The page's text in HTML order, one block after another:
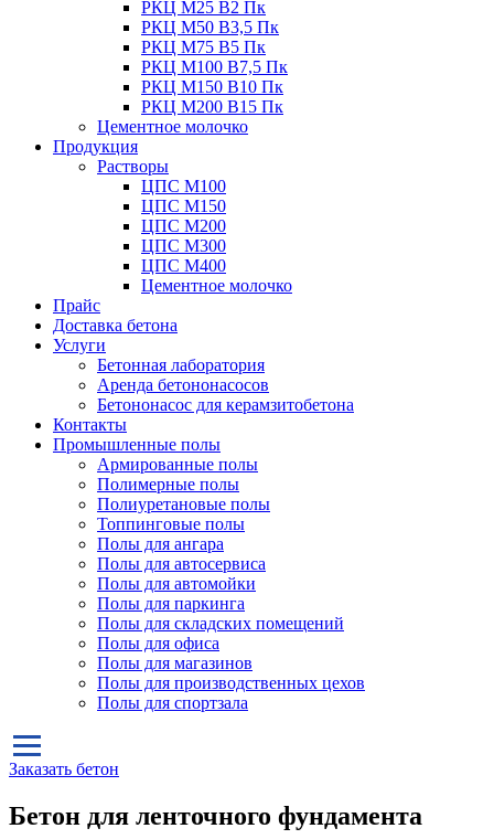
РКЦ М25 B2 Пк
РКЦ М50 В3,5 Пк
РКЦ М75 B5 Пк
РКЦ М100 B7,5 Пк
РКЦ М150 B10 Пк
РКЦ М200 B15 Пк
Цементное молочко
Продукция
Растворы
ЦПС М100
ЦПС М150
ЦПС М200
ЦПС М300
ЦПС М400
Цементное молочко
Прайс
Доставка бетона
Услуги
Бетонная лаборатория
Аренда бетононасосов
Бетононасос для керамзитобетона
Контакты
Промышленные полы
Армированные полы
Полимерные полы
Полиуретановые полы
Топпинговые полы
Полы для ангара
Полы для автосервиса
Полы для автомойки
Полы для паркинга
Полы для складских помещений
Полы для офиса
Полы для магазинов
Полы для производственных цехов
Полы для спортзала
Заказать бетон
Бетон для ленточного фундамента